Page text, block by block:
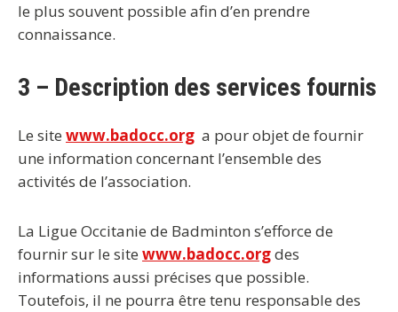
le plus souvent possible afin d’en prendre
connaissance.
3 – Description des services fournis
Le site www.badocc.org a pour objet de fournir
une information concernant l’ensemble des
activités de l’association.
La Ligue Occitanie de Badminton s’efforce de
fournir sur le site www.badocc.orgdes
informations aussi précises que possible.
Toutefois, il ne pourra être tenu responsable des